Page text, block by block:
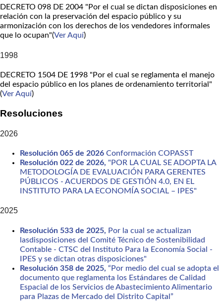
DECRETO 098 DE 2004 "Por el cual se dictan disposiciones en
relación con la preservación del espacio público y su
armonización con los derechos de los vendedores informales
que lo ocupan"(Ver Aquí)
1998
DECRETO 1504 DE 1998 "Por el cual se reglamenta el manejo
del espacio público en los planes de ordenamiento territorial"
(Ver Aquí)
Resoluciones
2026
Resolución 065 de 2026 Conformación COPASST
Resolución 022 de 2026, "POR LA CUAL SE ADOPTA LA
METODOLOGÍA DE EVALUACIÓN PARA GERENTES
PÚBLICOS - ACUERDOS DE GESTIÓN 4.0, EN EL
INSTITUTO PARA LA ECONOMÍA SOCIAL – IPES"
2025
Resolución 533 de 2025, Por la cual se actualizan
lasdisposiciones del Comité Técnico de Sostenibilidad
Contable - CTSC del Instituto Para la Economía Social -
IPES y se dictan otras disposiciones"
Resolución 358 de 2025, “Por medio del cual se adopta el
documento que reglamenta los Estándares de Calidad
Espacial de los Servicios de Abastecimiento Alimentario
para Plazas de Mercado del Distrito Capital”